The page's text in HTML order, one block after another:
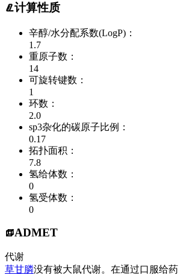
计算性质
辛醇/水分配系数(LogP)：
1.7
重原子数：
14
可旋转键数：
1
环数：
2.0
sp3杂化的碳原子比例：
0.17
拓扑面积：
7.8
氢给体数：
0
氢受体数：
0
ADMET
代谢
草甘膦没有被大鼠代谢。在通过口服给药